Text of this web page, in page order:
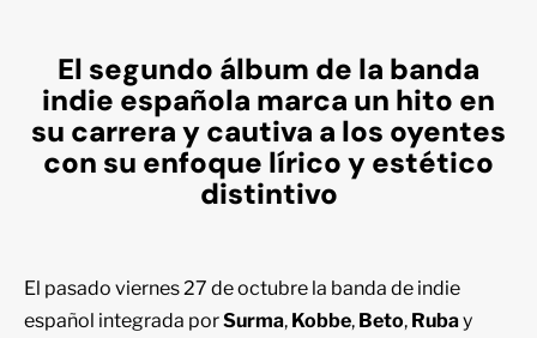
El segundo álbum de la banda
indie española marca un hito en
su carrera y cautiva a los oyentes
con su enfoque lírico y estético
distintivo
El pasado viernes 27 de octubre la banda de indie
español integrada porSurma, Kobbe, Beto, Rubay